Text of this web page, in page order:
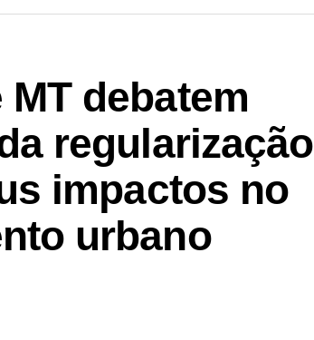
debatem
regularização
impactos no
urbano